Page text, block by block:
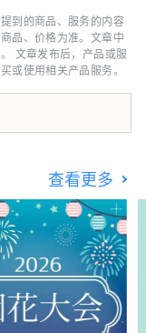
城周边繁荣城下町
到的商品、服务的内容
品、价格为准。文章中
文章发布后，产品或服
或使用相关产品服务。
查看更多